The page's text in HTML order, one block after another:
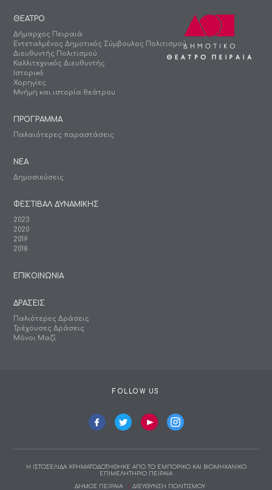
ΘΕΑΤΡΟ
Δήμαρχος Πειραιά
Εντεταλμένος Δημοτικός Σύμβουλος Πολιτισμού
Διευθυντής Πολιτισμού
Καλλιτεχνικός Διευθυντής
Ιστορικό
Χορηγίες
Μνήμη και ιστορία θεάτρου
ΠΡΟΓΡΑΜΜΑ
Παλαιότερες παραστάσεις
ΝΕΑ
Δημοσιεύσεις
ΦΕΣΤΙΒΑΛ ΔΥΝΑΜΙΚΗΣ
2023
2020
2019
2018
ΕΠΙΚΟΙΝΩΝΙΑ
ΔΡΑΣΕΙΣ
Παλιότερες Δράσεις
Τρέχουσες Δράσεις
Μόνοι Μαζί
FOLLOW US
Η ΙΣΤΟΣΕΛΙΔΑ ΧΡΗΜΑΤΟΔΟΤΗΘΗΚΕ ΑΠΟ ΤΟ ΕΜΠΟΡΙΚΟ ΚΑΙ ΒΙΟΜΗΧΑΝΙΚΟ
ΕΠΙΜΕΛΗΤΗΡΙΟ ΠΕΙΡΑΙΑ
ΔΗΜΟΣ ΠΕΙΡΑΙΑ ΔΙΕΥΘΥΝΣΗ ΠΟΛΙΤΙΣΜΟΥ